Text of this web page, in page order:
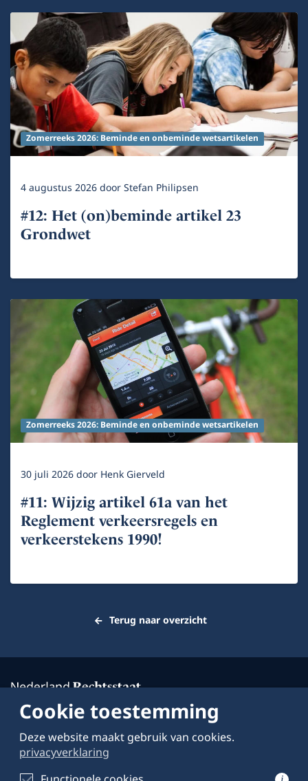
Zomerreeks 2026: Beminde en onbeminde wetsartikelen
4 augustus 2026doorStefan Philipsen
#12: Het (on)beminde artikel 23
Grondwet
Zomerreeks 2026: Beminde en onbeminde wetsartikelen
30 juli 2026door Henk Gierveld
#11: Wijzig artikel 61a van het
Reglement verkeersregels en
verkeerstekens 1990!
Terug naar overzicht
Over deze website
Schrijven voor
Cookie toestemming
Deze website maakt gebruik van cookies.
privacyverklaring